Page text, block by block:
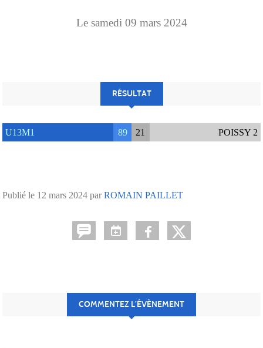
Le samedi 09 mars 2024
RÉSULTAT
U13M1 89 21 POISSY 2
Publié le 12 mars 2024 parROMAIN PAILLET
COMMENTEZ L’ÉVÈNEMENT